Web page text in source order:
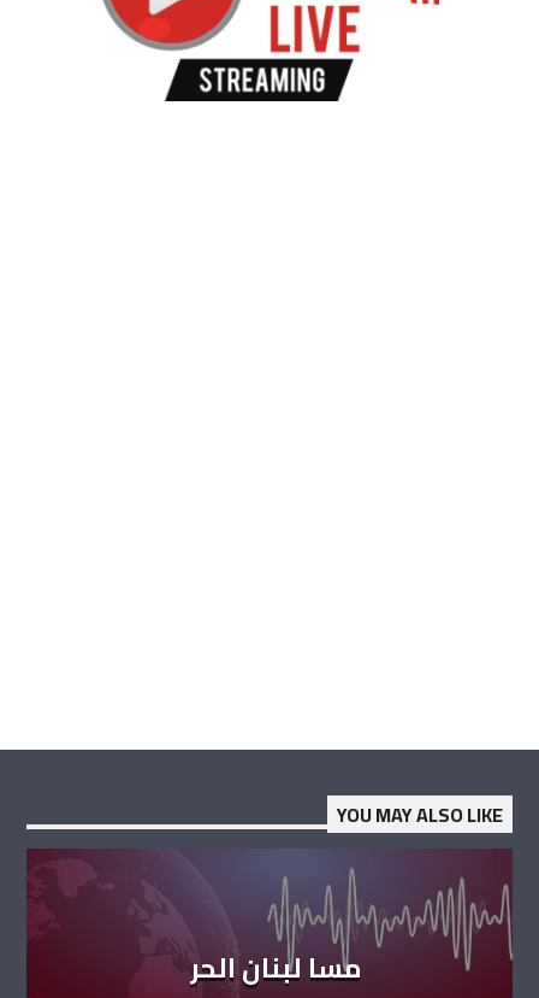
YOU MAY ALSO LIKE
مسا لبنان الحر